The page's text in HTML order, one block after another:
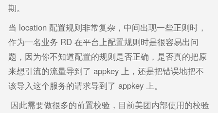
期。
当 location 配置规则非常复杂，中间出现一些正则时，
作为一名业务 RD 在平台上配置规则时是很容易出问
题，因为你不知道配置的规则是否正确，是否真的把原
来想引流的流量导到了 appkey 上，还是把错误地把不
该导入这个服务的请求导到了 appkey 上。
因此需要做很多的前置校验，目前美团内部使用的校验